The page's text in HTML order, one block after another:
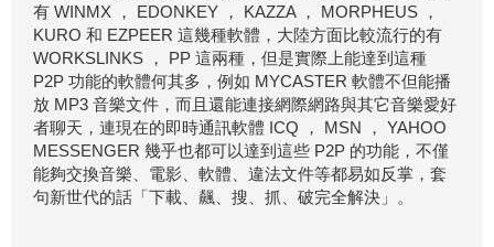
有 WINMX ， EDONKEY ， KAZZA ， MORPHEUS ，
KURO 和 EZPEER 這幾種軟體，大陸方面比較流行的有
WORKSLINKS ， PP 這兩種，但是實際上能達到這種
P2P 功能的軟體何其多，例如 MYCASTER 軟體不但能播
放 MP3 音樂文件，而且還能連接網際網路與其它音樂愛好
者聊天，連現在的即時通訊軟體 ICQ ， MSN ， YAHOO
MESSENGER 幾乎也都可以達到這些 P2P 的功能，不僅
能夠交換音樂、電影、軟體、違法文件等都易如反掌，套
句新世代的話「下載、飆、搜、抓、破完全解決」。